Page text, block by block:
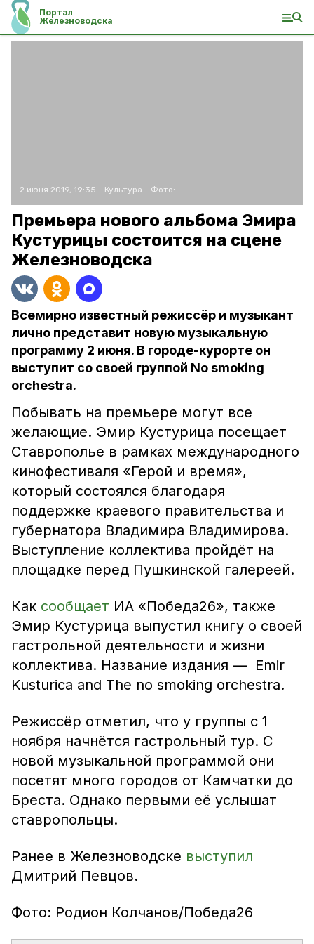
Портал
Железноводска
2 июня 2019, 19:35 Культура Фото:
Премьера нового альбома Эмира
Кустурицы состоится на сцене
Железноводска
Всемирно известный режиссёр и музыкант
лично представит новую музыкальную
программу 2 июня. В городе-курорте он
выступит со своей группой No smoking
orchestra.
Побывать на премьере могут все
желающие. Эмир Кустурица посещает
Ставрополье в рамках международного
кинофестиваля «Герой и время»,
который состоялся благодаря
поддержке краевого правительства и
губернатора Владимира Владимирова.
Выступление коллектива пройдёт на
площадке перед Пушкинской галереей.
Как сообщает ИА «Победа26», также
Эмир Кустурица выпустил книгу о своей
гастрольной деятельности и жизни
коллектива. Название издания — Emir
Kusturica and The no smoking orchestra.
Режиссёр отметил, что у группы с 1
ноября начнётся гастрольный тур. С
новой музыкальной программой они
посетят много городов от Камчатки до
Бреста. Однако первыми её услышат
ставропольцы.
Ранее в Железноводске выступил
Дмитрий Певцов.
Фото: Родион Колчанов/Победа26